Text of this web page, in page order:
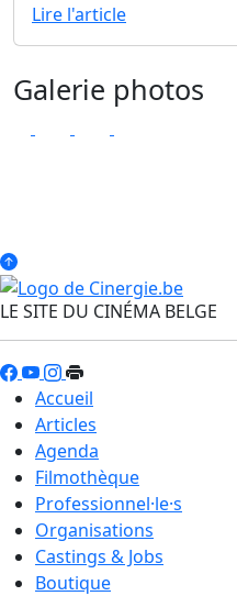
Lire l'article
Galerie photos
LE SITE DU CINÉMA BELGE
Accueil
Articles
Agenda
Filmothèque
Professionnel·le·s
Organisations
Castings & Jobs
Boutique